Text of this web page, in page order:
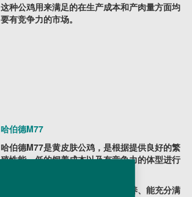
这种公鸡用来满足的在生产成本和产肉量方面均
要有竞争力的市场。
哈伯德M77
哈伯德M77是黄皮肤公鸡，是根据提供良好的繁
殖性能、低的饲养成本以及有竞争力的体型进行
最终结果是，黄皮肤公鸡很容易饲养、能充分满